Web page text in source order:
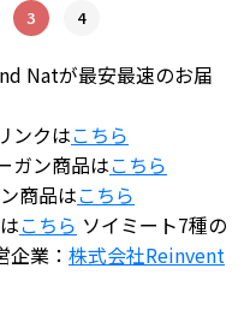
3 4
Natが最安最速のお届
ンクはこちら
ガン商品はこちら
商品はこちら
こちら ソイミート7種の
企業： 株式会社Reinvent